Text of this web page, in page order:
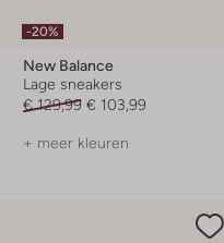
-20%
New Balance
Lage sneakers
€ 129,99 € 103,99
+ meer kleuren